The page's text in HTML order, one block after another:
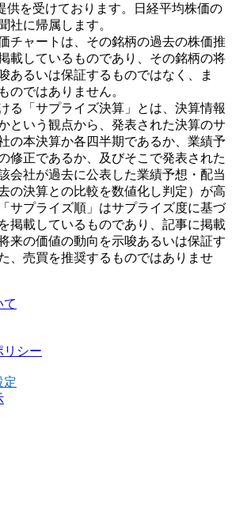
供を受けております。日経平均株価の
社に帰属します。
チャートは、その銘柄の過去の株価推
載しているものであり、その銘柄の将
あるいは保証するものではなく、ま
のではありません。
る「サプライズ決算」とは、決算情報
という観点から、発表された決算のサ
の本決算か各四半期であるか、業績予
修正であるか、及びそこで発表された
会社が過去に公表した業績予想・配当
の決算との比較を数値化し判定）が高
サプライズ順」はサプライズ度に基づ
掲載しているものであり、記事に掲載
来の価値の動向を示唆あるいは保証す
、売買を推奨するものではありませ
て
リシー
定